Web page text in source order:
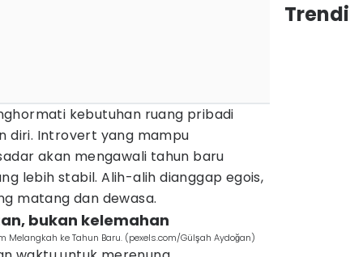
kebutuhan ruang pribadi
diri. Introvert yang mampu
akan mengawali tahun baru
lebih stabil. Alih-alih dianggap egois,
matang dan dewasa.
bukan kelemahan
ke Tahun Baru. (pexels.com/Gülşah Aydoğan)